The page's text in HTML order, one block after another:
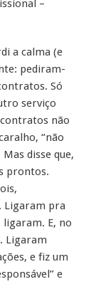
–
a calma (e
pediram-
Só
serviço
não
“não
disse que,
prontos.
Ligaram pra
E, no
Ligaram
e fiz um
e